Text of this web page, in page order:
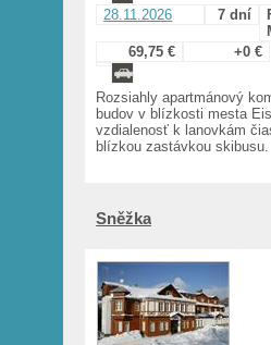
28.11.2026 7 dní
69,75 €
+0 €
Rozsiahly apartmánový
budov v blízkosti mesta
vzdialenosť k lanovkám
blízkou zastávkou skibusu.
Sněžka